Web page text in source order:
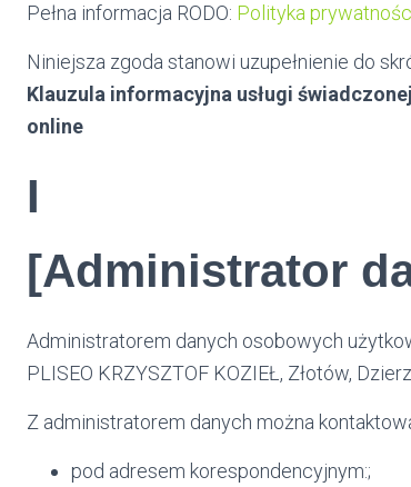
Pełna informacja RODO: Polityka
Niniejsza zgoda stanowi uzupełnienie do
Klauzula informacyjna usługi
online
I
[Administrator
Administratorem danych osobowych
PLISEO KRZYSZTOF KOZIEŁ , Złotów,
Z administratorem danych można
pod adresem korespondencyjnym:;